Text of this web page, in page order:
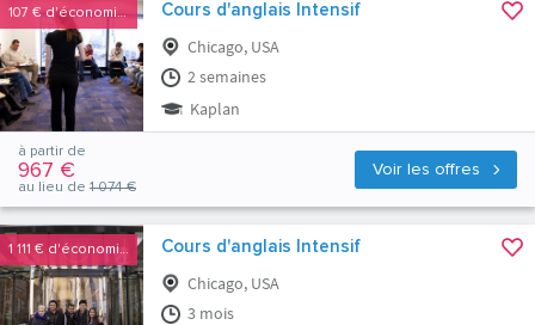
107 €d'économies Cours d'anglais Intensif
Chicago, USA
2 semaines
Kaplan
Voir les offres
à partir de
967 €
au lieu de 1 074 €
1 111 € d'économies Cours d'anglais Intensif
Chicago, USA
3 mois